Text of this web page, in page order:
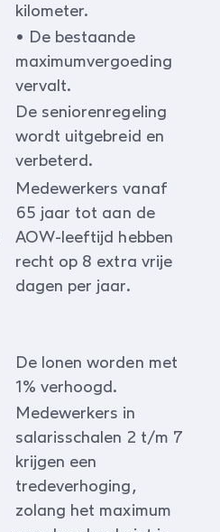
kilometer.
• De bestaande
maximumvergoeding
vervalt.
De seniorenregeling
wordt uitgebreid en
verbeterd.
Medewerkers vanaf
65 jaar tot aan de
AOW-leeftijd hebben
recht op 8 extra vrije
dagen per jaar.
De lonen worden met
1% verhoogd.
Medewerkers in
salarisschalen 2 t/m 7
krijgen een
tredeverhoging,
zolang het maximum